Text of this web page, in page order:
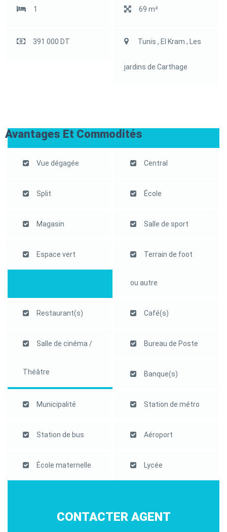
1 69 m²
391 000 DT Tunis , El Kram , Les
jardins de Carthage
Avantages Et Commodités
Vue dégagée Central
Split École
Magasin Salle de sport
Espace vert Terrain de foot
ou autre
Restaurant(s) Café(s)
Salle de cinéma /
Théâtre
Bureau de Poste
Banque(s)
Municipalité Station de métro
Station de bus Aéroport
École maternelle Lycée
CONTACTER AGENT